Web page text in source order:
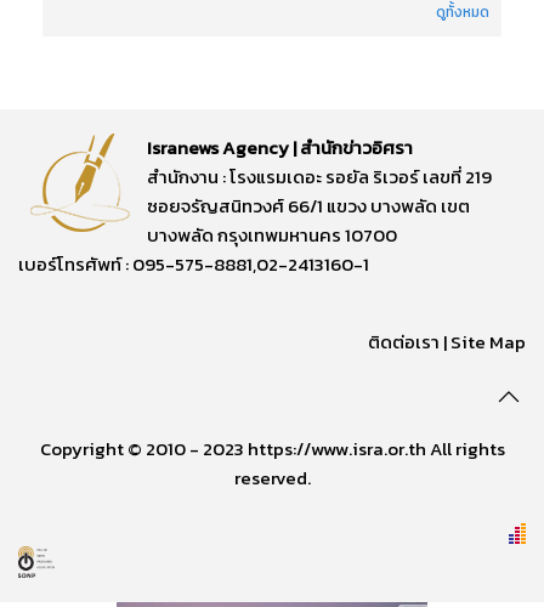
ดูทั้งหมด
Isranews Agency | สำนักข่าวอิศรา
สำนักงาน : โรงแรมเดอะ รอยัล ริเวอร์ เลขที่ 219
ซอยจรัญสนิทวงศ์ 66/1 แขวง บางพลัด เขต
บางพลัด กรุงเทพมหานคร 10700
เบอร์โทรศัพท์ : 095-575-8881,02-2413160-1
ติดต่อเรา |Site Map
Copyright © 2010 - 2023 https://www.isra.or.th All rights
reserved.